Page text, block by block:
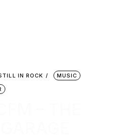
IN ROCK
MUSIC